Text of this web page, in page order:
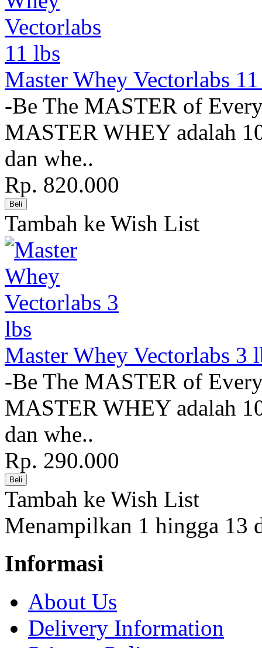
Master Whey Vectorlabs
-Be The MASTER of
MASTER WHEY adalah
dan whe..
Rp. 820.000
Tambah ke Wish List
Master Whey Vectorlabs 3
-Be The MASTER of
MASTER WHEY adalah
dan whe..
Rp. 290.000
Tambah ke Wish List
Menampilkan 1 hingga 13
Informasi
About Us
Delivery Information